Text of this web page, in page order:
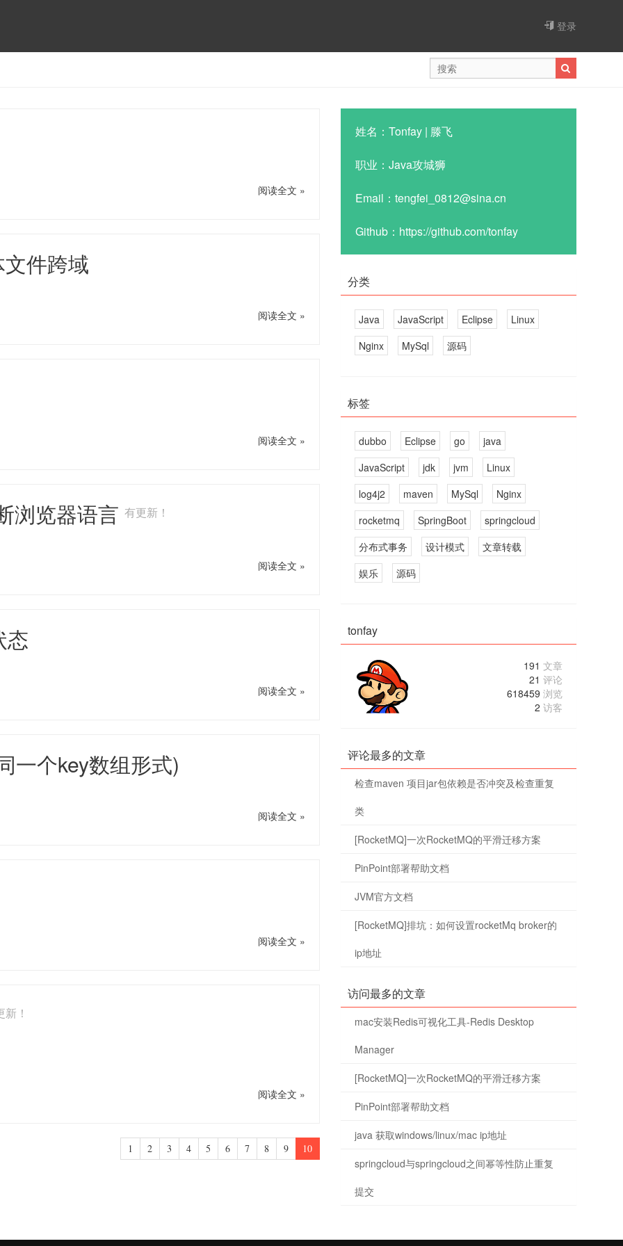
登录
阅读全文 »
件跨域
阅读全文 »
阅读全文 »
浏览器语言有更新！
阅读全文 »
态
阅读全文 »
一个key数组形式)
阅读全文 »
阅读全文 »
新！
阅读全文 »
1 2 3 4 5 6 7 8 9 10
姓名：Tonfay | 滕飞
职业：Java攻城狮
Email：tengfei_0812@sina.cn
Github：https://github.com/tonfay
分类
Java JavaScript Eclipse
Linux
Nginx
MySql 源码
标签
dubbo Eclipse go
java
JavaScript
jdk jvm
Linux
log4j2
maven MySql
Nginx
rocketmq
SpringBoot
springcloud
分布式事务
设计模式
文章转载
娱乐
源码
tonfay
191 文章
21 评论
618459 浏览
2 访客
评论最多的文章
检查maven 项目jar包依赖是否冲突及检查重复
类
[RocketMQ]一次RocketMQ的平滑迁移方案
PinPoint部署帮助文档
JVM官方文档
[RocketMQ]排坑：如何设置rocketMq broker的
ip地址
访问最多的文章
mac安装Redis可视化工具-Redis Desktop
Manager
[RocketMQ]一次RocketMQ的平滑迁移方案
PinPoint部署帮助文档
java 获取windows/linux/mac ip地址
springcloud与springcloud之间幂等性防止重复
提交